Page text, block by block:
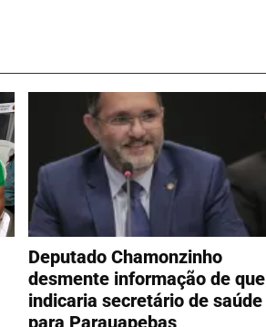
Deputado Chamonzinho
desmente informação de que
indicaria secretário de saúde
para Parauapebas